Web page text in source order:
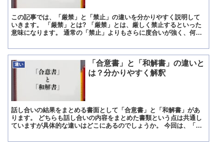
この記事では、「厳禁」と「禁止」の違いを分かりやすく説明して
いきます。 「厳禁」とは? 「厳禁」とは、厳しく禁止するといった
意味になります。 通常の「禁止」よりもさらに度合いが強く、何が
違い
「合意書」と「和解書」の違いと
は？分かりやすく解釈
話し合いの結果をまとめる書面として「合意書」と「和解書」があ
ります。 どちらも話し合いの内容をまとめた書類という点は共通し
ていますが具体的な違いはどこにあるのでしょうか。 今回は、「合